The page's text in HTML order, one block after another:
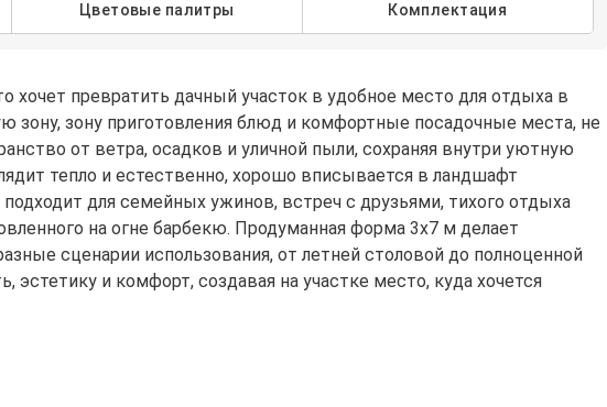
Цветовые палитры Комплектация
превратить дачный участок в удобное место для отдыха в
зону приготовления блюд и комфортные посадочные места, не
от ветра, осадков и уличной пыли, сохраняя внутри уютную
тепло и естественно, хорошо вписывается в ландшафт
для семейных ужинов, встреч с друзьями, тихого отдыха
на огне барбекю. Продуманная форма 3х7 м делает
сценарии использования, от летней столовой до полноценной
и комфорт, создавая на участке место, куда хочется